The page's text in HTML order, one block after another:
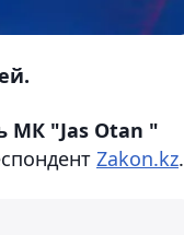
МК "Jas Otan "
Zakon.kz.